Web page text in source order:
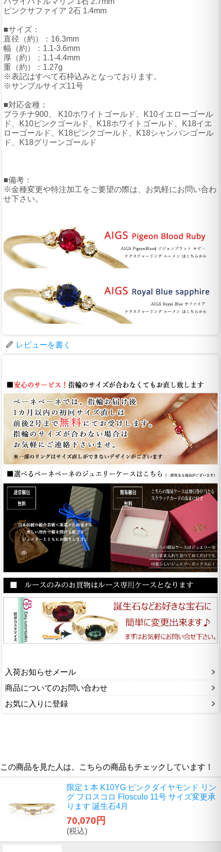
ピンクサファイア 2石 1.4mm
■サイズ：
直径（約）：16.3mm
幅（約）：1.1-3.6mm
厚（約）：1.1-4.4mm
重（約）：1.27g
※表記はすべて石枠込みとなっております。
※サンプルサイズ11号
■対応金種：
プラチナ900、 K10ホワイトゴールド、K10イエローゴール
ド、K10ピンクゴールド、K18ホワイトゴールド、K18イエ
ローゴールド、K18ピンクゴールド、K18シャンパンゴール
ド、K18グリーンゴールド
■備考：
※金種変更や特注加工をご要望の際は、お気軽にお問い合わ
せ下さい。
レビューを書く
入荷お知らせメール
商品についてのお問い合わせ
お気に入りに登録
この商品を見た人は、こちらの商品もチェックしています！
限定１本 K10YG ピンクダイヤモンド リン
グ フロスコロ Flosculo 11号 サイズ変更承
ります 誕生石4月
70,070円
(税込)